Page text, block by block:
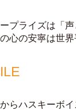
プライズは「
⼼の安寧は世
らハスキーボ